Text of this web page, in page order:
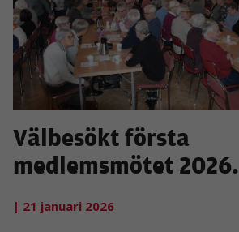
Välbesökt första
medlemsmötet 2026.
| 21 januari 2026